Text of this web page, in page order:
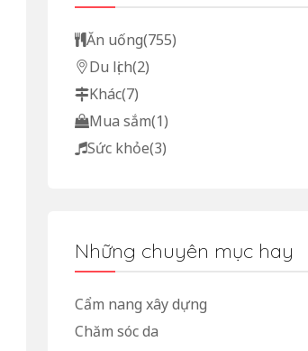
Ăn uống(755)
Du lịch(2)
Khác(7)
Mua sắm(1)
Sức khỏe(3)
Những chuyên mục hay
Cẩm nang xây dựng
Chăm sóc da